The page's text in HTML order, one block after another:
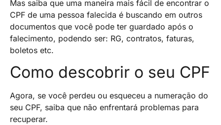
Mas saiba que uma maneira mais fácil de encontrar o
CPF de uma pessoa falecida é buscando em outros
documentos que você pode ter guardado após o
falecimento, podendo ser: RG, contratos, faturas,
boletos etc.
Como descobrir o seu CPF
Agora, se você perdeu ou esqueceu a numeração do
seu CPF, saiba que não enfrentará problemas para
recuperar.